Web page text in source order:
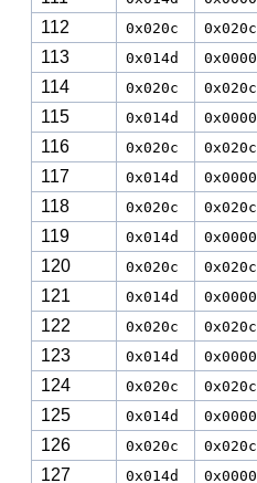
112 0x020c 0x020c
113 0x014d 0x0000
114 0x020c 0x020c
115 0x014d 0x0000
116 0x020c 0x020c
117 0x014d 0x0000
118 0x020c 0x020c
119 0x014d 0x0000
120 0x020c 0x020c
121 0x014d 0x0000
122 0x020c 0x020c
123 0x014d 0x0000
124 0x020c 0x020c
125 0x014d 0x0000
126 0x020c 0x020c
127 0x014d 0x0000